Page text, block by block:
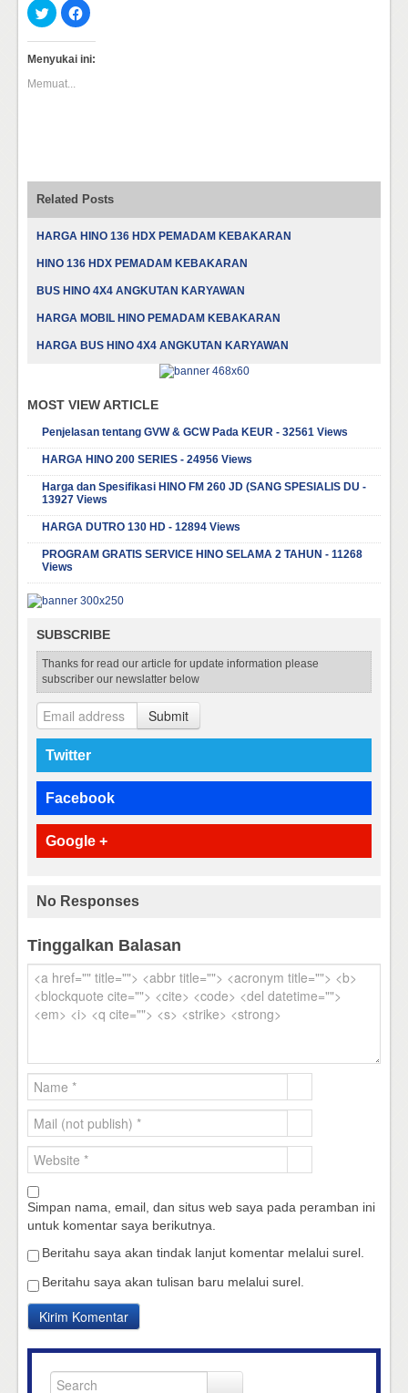
Klik
untuk
berbagi
pada
Twitter(Membuka
di
yang
Klik
untuk
di
Facebook(Membuka
di
Menyukai ini:
Memuat...
Related Posts
HARGA HINO 136 HDX PEMADAM KEBAKARAN
HINO 136 HDX PEMADAM KEBAKARAN
BUS HINO 4X4 ANGKUTAN KARYAWAN
HARGA MOBIL HINO PEMADAM KEBAKARAN
HARGA BUS HINO 4X4 ANGKUTAN KARYAWAN
MOST VIEW ARTICLE
Penjelasan tentang GVW & GCW Pada KEUR - 32561 Views
HARGA HINO 200 SERIES - 24956 Views
Harga dan Spesifikasi HINO FM 260 JD (SANG SPESIALIS DU -
13927 Views
HARGA DUTRO 130 HD - 12894 Views
PROGRAM GRATIS SERVICE HINO SELAMA 2 TAHUN - 11268
Views
SUBSCRIBE
Thanks for read our article for update information please
subscriber our newslatter below
Submit
Twitter
Facebook
Google +
No Responses
Tinggalkan Balasan
Simpan nama, email, dan situs web saya pada peramban ini
untuk komentar saya berikutnya.
Beritahu saya akan tindak lanjut komentar melalui surel.
Beritahu saya akan tulisan baru melalui surel.